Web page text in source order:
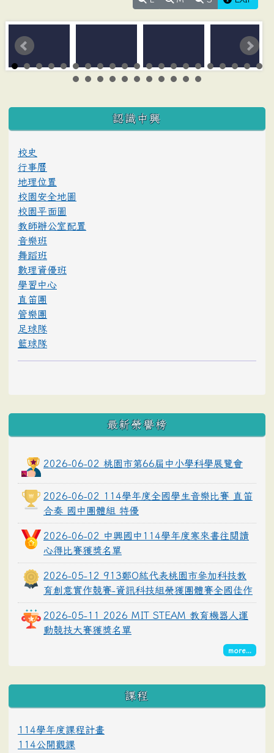
:::
認識中興
校史
行事曆
地理位置
校園安全地圖
校園平面圖
教師辦公室配置
音樂班
舞蹈班
數理資優班
學習中心
直笛團
管樂團
足球隊
籃球隊
最新榮譽榜
2026-06-02 桃園市第66屆中小學科學展覽會
2026-06-02 114學年度全國學生音樂比賽 直笛
合奏 國中團體組 特優
2026-06-02 中興國中114學年度寒來書往閱讀
心得比賽獲獎名單
2026-05-12 913鄭O紘代表桃園市參加科技教
育創意實作競賽-資訊科技組榮獲團體賽全國佳作
2026-05-11 2026 MIT STEAM 教育機器人運
動競技大賽獲獎名單
more...
課程
114學年度課程計畫
114公開觀課